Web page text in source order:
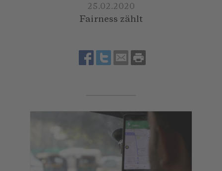
25.02.2020
Fairness zählt